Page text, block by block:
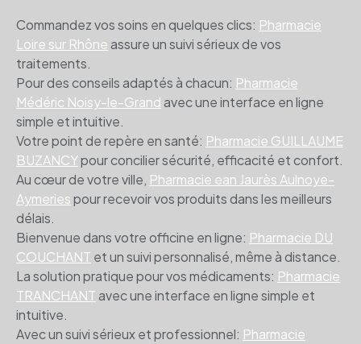
Commandez vos soins en quelques clics: Pharmacie
Loire sur Rhôneassure un suivi sérieux de vos
traitements.
Pour des conseils adaptés à chacun: Pharmacie
Médéric Noisy-le-Grandavec une interface en ligne
simple et intuitive.
Votre point de repère en santé: Pharmacie GUILLAUME
BUZANCYpour concilier sécurité, efficacité et confort.
Au cœur de votre ville, Pharmacie ean Jaurès Aulnoye-
Aymeriespour recevoir vos produits dans les meilleurs
délais.
Bienvenue dans votre officine en ligne: Pharmacie DU
COUCHANT et un suivi personnalisé, même à distance.
La solution pratique pour vos médicaments: Pharmacie
TRANCHANTavec une interface en ligne simple et
intuitive.
Avec un suivi sérieux et professionnel: Pharmacie